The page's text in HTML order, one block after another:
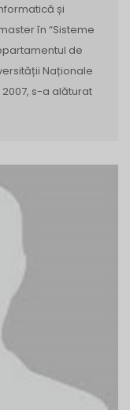
și
în “Sisteme
de
Naționale
s-a alăturat